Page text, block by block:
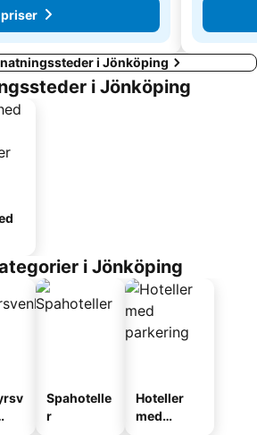
priser
i Jönköping
i Jönköping
i Jönköping
Spahotelle
r
Hoteller
med